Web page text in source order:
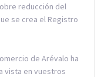
reducción del
se crea el Registro
de Arévalo ha
vista en vuestros